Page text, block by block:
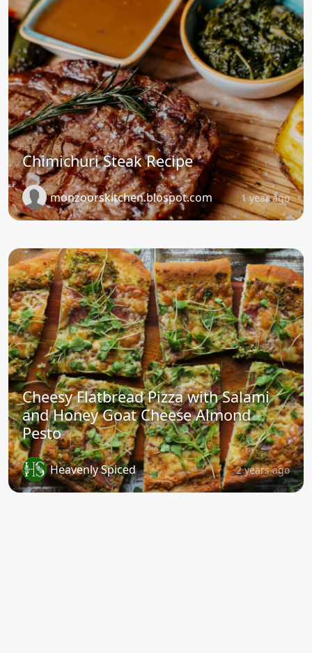
Chimichuri Steak Recipe
monzoorskitchen.blospot.com 1 year ago
Cheesy Flatbread Pizza with Salami
and Honey Goat Cheese Almond
Pesto
Heavenly Spiced 2 years ago